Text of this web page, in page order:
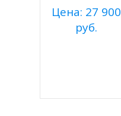
Цена: 27 900
руб.